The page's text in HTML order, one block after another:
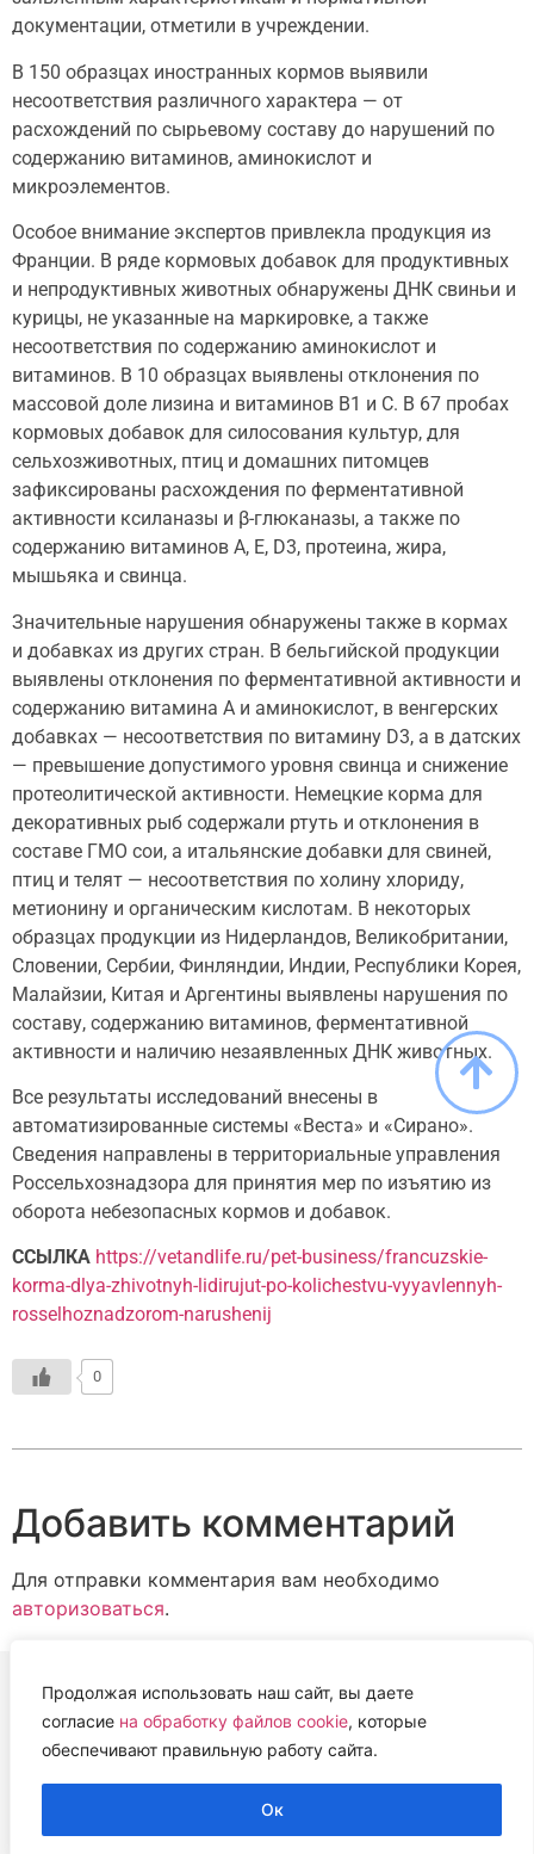
Продолжая использовать наш сайт, вы даете
согласие на обработку файлов cookie, которые
обеспечивают правильную работу сайта.
Ок
документации, отметили в учреждении.
В 150 образцах иностранных кормов выявили
несоответствия различного характера — от
расхождений по сырьевому составу до нарушений по
содержанию витаминов, аминокислот и
микроэлементов.
Особое внимание экспертов привлекла продукция из
Франции. В ряде кормовых добавок для продуктивных
и непродуктивных животных обнаружены ДНК свиньи и
курицы, не указанные на маркировке, а также
несоответствия по содержанию аминокислот и
витаминов. В 10 образцах выявлены отклонения по
массовой доле лизина и витаминов В1 и С. В 67 пробах
кормовых добавок для силосования культур, для
сельхозживотных, птиц и домашних питомцев
зафиксированы расхождения по ферментативной
активности ксиланазы и β-глюканазы, а также по
содержанию витаминов А, Е, D3, протеина, жира,
мышьяка и свинца.
Значительные нарушения обнаружены также в кормах
и добавках из других стран. В бельгийской продукции
выявлены отклонения по ферментативной активности и
содержанию витамина А и аминокислот, в венгерских
добавках — несоответствия по витамину D3, а в датских
— превышение допустимого уровня свинца и снижение
протеолитической активности. Немецкие корма для
декоративных рыб содержали ртуть и отклонения в
составе ГМО сои, а итальянские добавки для свиней,
птиц и телят — несоответствия по холину хлориду,
метионину и органическим кислотам. В некоторых
образцах продукции из Нидерландов, Великобритании,
Словении, Сербии, Финляндии, Индии, Республики Корея,
Малайзии, Китая и Аргентины выявлены нарушения по
составу, содержанию витаминов, ферментативной
активности и наличию незаявленных ДНК животных.
Все результаты исследований внесены в
автоматизированные системы «Веста» и «Сирано».
Сведения направлены в территориальные управления
Россельхознадзора для принятия мер по изъятию из
оборота небезопасных кормов и добавок.
ССЫЛКА https://vetandlife.ru/pet-business/francuzskie-
korma-dlya-zhivotnyh-lidirujut-po-kolichestvu-vyyavlennyh-
rosselhoznadzorom-narushenij
0
Добавить комментарий
Для отправки комментария вам необходимо
авторизоваться.
ВЕТЕРИНАРНАЯ АССОЦИАЦИЯ
НИЖЕГОРОДСКОЙ ОБЛАСТИ (НОВА)
2022 г.